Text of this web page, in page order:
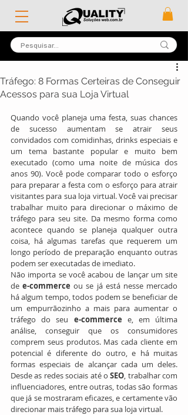
Tráfego: 8 Formas Certeiras de Conseguir
Acessos para sua Loja Virtual
Quando você planeja uma festa, suas chances
de sucesso aumentam se atrair seus
convidados com comidinhas, drinks especiais e
um tema bastante popular e muito bem
executado (como uma noite de música dos
anos 90). Você pode comparar todo o esforço
para preparar a festa com o esforço para atrair
visitantes para sua loja virtual. Você vai precisar
trabalhar muito para direcionar o máximo de
tráfego para seu site. Da mesmo forma como
acontece quando se planeja qualquer outra
coisa, há algumas tarefas que requerem um
longo período de preparação enquanto outras
podem ser executadas de imediato.
Não importa se você acabou de lançar um site
de e-commerce ou se já está nesse mercado
há algum tempo, todos podem se beneficiar de
um empurrãozinho a mais para aumentar o
tráfego do seu e-commerce e, em última
análise, conseguir que os consumidores
comprem seus produtos. Mas cada cliente em
potencial é diferente do outro, e há muitas
formas especiais de alcançar cada um deles.
Desde as redes sociais até o SEO, trabalhar com
influenciadores, entre outras, todas são formas
que já se mostraram eficazes, e certamente vão
direcionar mais tráfego para sua loja virtual.